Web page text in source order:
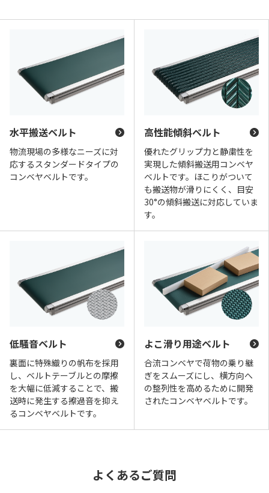
水平搬送ベルト
物流現場の多様なニーズに対
応するスタンダードタイプの
コンベヤベルトです。
高性能傾斜ベルト
優れたグリップ力と静粛性を
実現した傾斜搬送用コンベヤ
ベルトです。ほこりがついて
も搬送物が滑りにくく、目安
30°の傾斜搬送に対応していま
す。
低騒音ベルト
裏面に特殊織りの帆布を採用
し、ベルトテーブルとの摩擦
を大幅に低減することで、搬
送時に発生する擦過音を抑え
るコンベヤベルトです。
よこ滑り用途ベルト
合流コンベヤで荷物の乗り継
ぎをスムーズにし、横方向へ
の整列性を高めるために開発
されたコンベヤベルトです。
よくあるご質問